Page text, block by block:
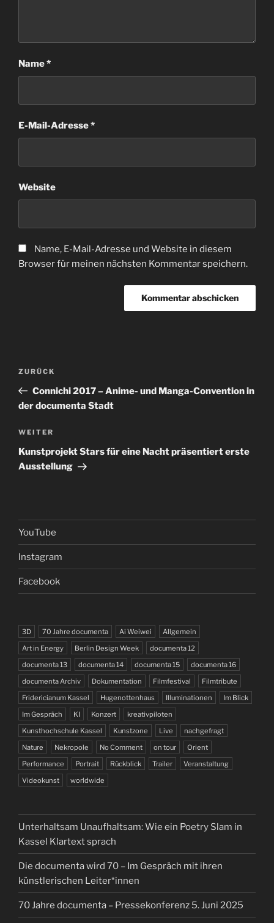
Name*
E-Mail-Adresse*
Website
Name, E-Mail-Adresse und Website in diesem
Browser für meinen nächsten Kommentar speichern.
Beitragsnavigation
Vorheriger
Beitrag
ZURÜCK
Connichi 2017 – Anime- und Manga-Convention in
der documenta Stadt
Nächster
Beitrag
WEITER
Kunstprojekt Stars für eine Nacht präsentiert erste
Ausstellung
YouTube
Instagram
Facebook
3D 70 Jahre documenta Ai Weiwei
Allgemein
Art in Energy
Berlin Design Week
documenta 12
documenta 13
documenta 14 documenta 15
documenta 16
documenta Archiv
Dokumentation Filmfestival
Filmtribute
Fridericianum Kassel
Hugenottenhaus Illuminationen
Im Blick
Im Gespräch
KI Konzert
kreativpiloten
Kunsthochschule Kassel
Kunstzone Live
nachgefragt
Nature
Nekropole No Comment on tour
Orient
Performance
Portrait Rückblick Trailer
Veranstaltung
Videokunst
worldwide
Unterhaltsam Unaufhaltsam: Wie ein Poetry Slam in
Kassel Klartext sprach
Die documenta wird 70 – Im Gespräch mit ihren
künstlerischen Leiter*innen
70 Jahre documenta – Pressekonferenz 5. Juni 2025